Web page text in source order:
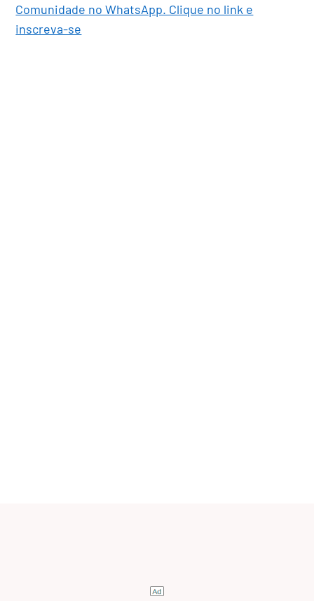
Comunidade no WhatsApp. Clique no link e
inscreva-se